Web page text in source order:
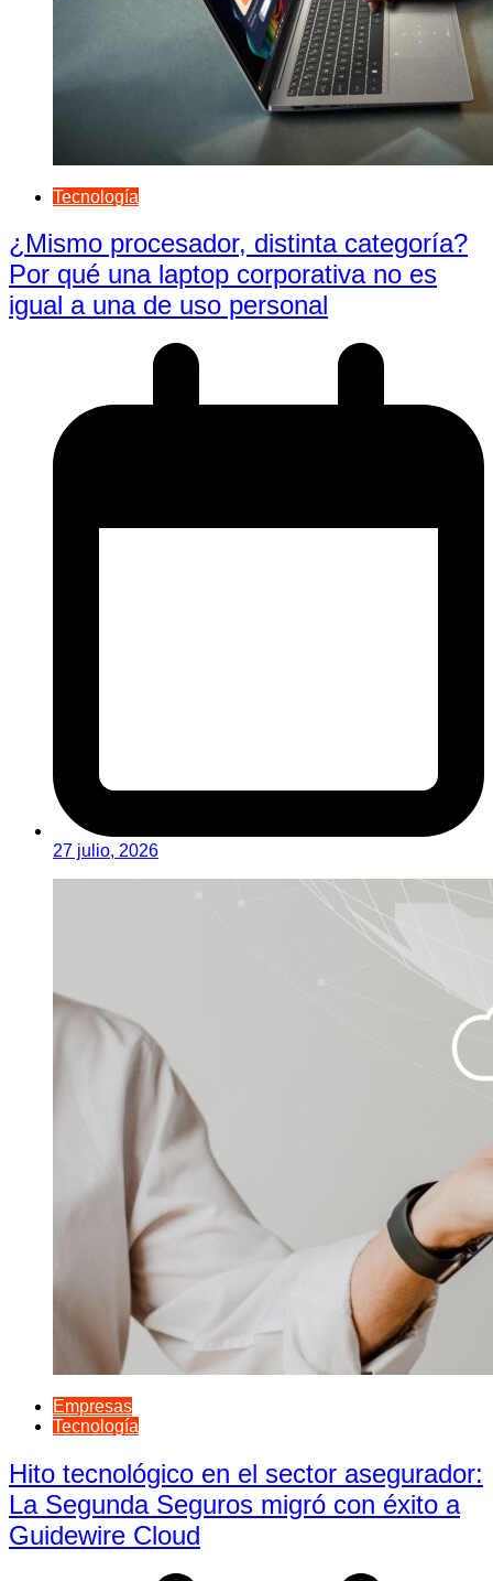
Tecnología
¿Mismo procesador, distinta categoría?
Por qué una laptop corporativa no es
igual a una de uso personal
27 julio, 2026
Empresas
Tecnología
Hito tecnológico en el sector asegurador:
La Segunda Seguros migró con éxito a
Guidewire Cloud